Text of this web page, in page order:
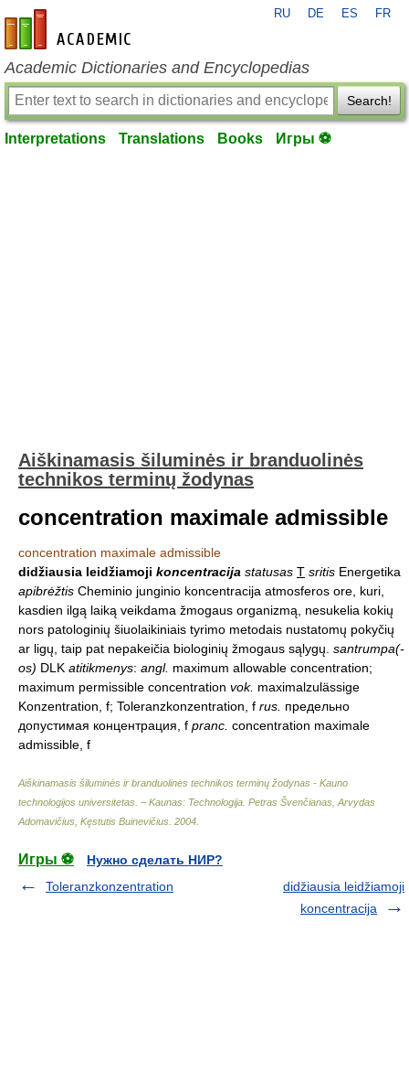
en-academic.com
RU DE ES FR
Academic Dictionaries and Encyclopedias
Search!
Interpretations Translations Books Игры ⚽
Aiškinamasis šiluminės ir branduolinės
technikos terminų žodynas
concentration maximale admissible
concentration maximale admissible
didžiausia leidžiamoji koncentracija statusas T sritis Energetika
apibrėžtis Cheminio junginio koncentracija atmosferos ore, kuri,
kasdien ilgą laiką veikdama žmogaus organizmą, nesukelia kokių
nors patologinių šiuolaikiniais tyrimo metodais nustatomų pokyčių
ar ligų, taip pat nepakeičia biologinių žmogaus sąlygų. santrumpa(-
os) DLK atitikmenys: angl. maximum allowable concentration;
maximum permissible concentration vok. maximalzulässige
Konzentration, f; Toleranzkonzentration, f rus. предельно
допустимая концентрация, f pranc. concentration maximale
admissible, f
Aiškinamasis šiluminės ir branduolinės technikos terminų žodynas - Kauno
technologijos universitetas. – Kaunas: Technologija Petras Švenčianas, Arvydas
Adomavičius, Kęstutis Buinevičius 2004
Игры ⚽
Нужно сделать НИР?
Toleranzkonzentration
didžiausia leidžiamoji
koncentracija